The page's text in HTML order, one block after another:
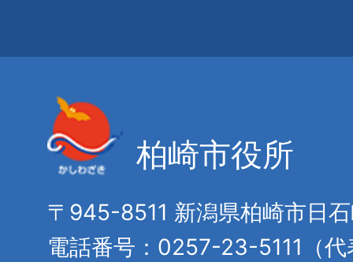
柏崎市役所
〒945-8511 新潟県柏崎市日
電話番号：0257-23-5111（代